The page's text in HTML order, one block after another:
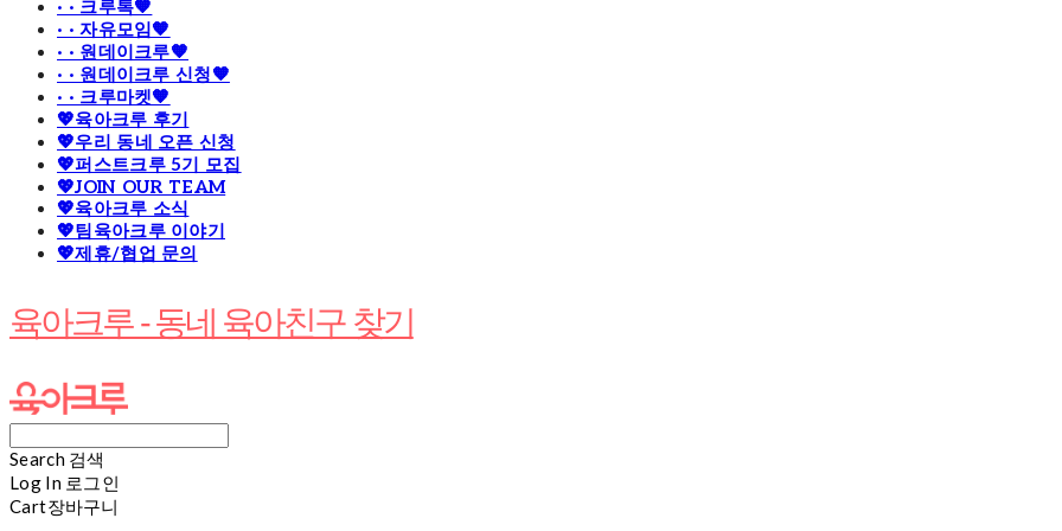
· · 크루톡🧡
· · 자유모임🧡
· · 원데이크루🧡
· · 원데이크루 신청🧡
· · 크루마켓🧡
💖육아크루 후기
💖우리 동네 오픈 신청
💖퍼스트크루 5기 모집
💖JOIN OUR TEAM
💖육아크루 소식
💖팀육아크루 이야기
💖제휴/협업 문의
육아크루 - 동네 육아친구 찾기
Search 검색
Log In 로그인
Cart장바구니